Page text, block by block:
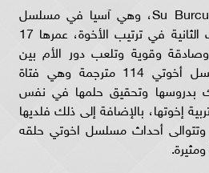
سو بورجو يازجي Su Burcu Yazgı، وهي آسيا في مسلسل
إخوتي أو آسيا إرين، البنت الثانية في ترتيب الأخوة، عمرها 17
وقوية وتلعب دور الأم بين
إخوتها خلال أحداث مسلسل أخوتي 114 مترجمة وهي فتاة
بدروسها وتحقيق حلمها في نفس
إخوتها، بالإضافة إلى ذلك فلديها
أحداث مسلسل اخوتي حلقه